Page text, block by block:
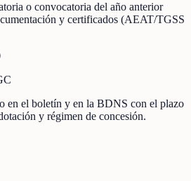
o convocatoria del año anterior
y certificados (AEAT/TGSS
en el boletín y en la BDNS con el plazo
y régimen de concesión.